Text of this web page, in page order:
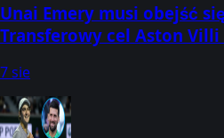
Unai Emery musi obejść
Transferowy cel Aston Villi
7 sie